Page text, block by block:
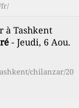
fr/
à Tashkent
- Jeudi, 6 Aou.
chilanzar/20